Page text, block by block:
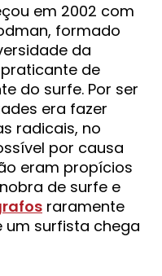
em 2002 com
formado
da
de
do surfe. Por ser
era fazer
radicais, no
por causa
eram propícios
de surfe e
raramente
um surfista chega